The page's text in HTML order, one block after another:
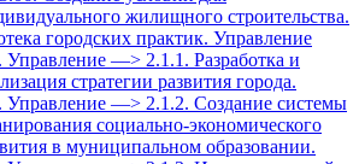
жилищного строительства.
городских практик. Управление
Управление —> 2.1.1. Разработка и
стратегии развития города.
Управление —> 2.1.2. Создание системы
социально-экономического
в муниципальном образовании.